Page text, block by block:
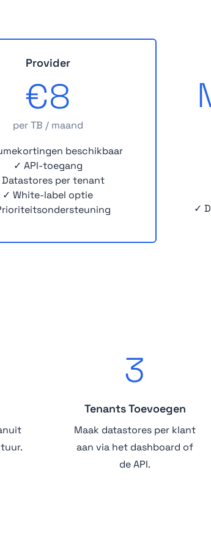
Provider
€8
per TB / maand
beschikbaar
✓ API-toegang
per tenant
✓ White-label optie
✓
3
Tenants Toevoegen
Maak datastores per klant
aan via het dashboard of
de API.